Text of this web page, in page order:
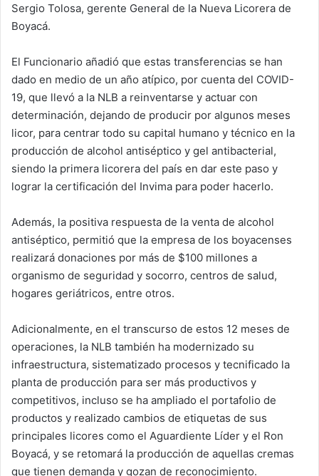
Sergio Tolosa, gerente General de la Nueva Licorera de
Boyacá.
El Funcionario añadió que estas transferencias se han
dado en medio de un año atípico, por cuenta del COVID-
19, que llevó a la NLB a reinventarse y actuar con
determinación, dejando de producir por algunos meses
licor, para centrar todo su capital humano y técnico en la
producción de alcohol antiséptico y gel antibacterial,
siendo la primera licorera del país en dar este paso y
lograr la certificación del Invima para poder hacerlo.
Además, la positiva respuesta de la venta de alcohol
antiséptico, permitió que la empresa de los boyacenses
realizará donaciones por más de $100 millones a
organismo de seguridad y socorro, centros de salud,
hogares geriátricos, entre otros.
Adicionalmente, en el transcurso de estos 12 meses de
operaciones, la NLB también ha modernizado su
infraestructura, sistematizado procesos y tecnificado la
planta de producción para ser más productivos y
competitivos, incluso se ha ampliado el portafolio de
productos y realizado cambios de etiquetas de sus
principales licores como el Aguardiente Líder y el Ron
Boyacá, y se retomará la producción de aquellas cremas
que tienen demanda y gozan de reconocimiento.